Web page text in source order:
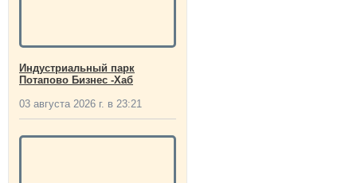
Индустриальный парк
Потапово Бизнес -Хаб
03 августа 2026 г. в 23:21